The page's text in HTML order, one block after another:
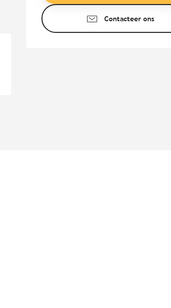
Contacteer ons